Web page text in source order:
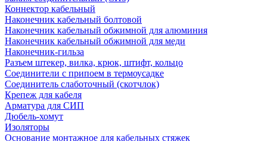
Коннектор кабельный
Наконечник кабельный болтовой
Наконечник кабельный обжимной для алюминия
Наконечник кабельный обжимной для меди
Наконечник-гильза
Разъем штекер, вилка, крюк, штифт, кольцо
Соединители с припоем в термоусадке
Соединитель слаботочный (скотчлок)
Крепеж для кабеля
Арматура для СИП
Дюбель-хомут
Изоляторы
Основание монтажное для кабельных стяжек